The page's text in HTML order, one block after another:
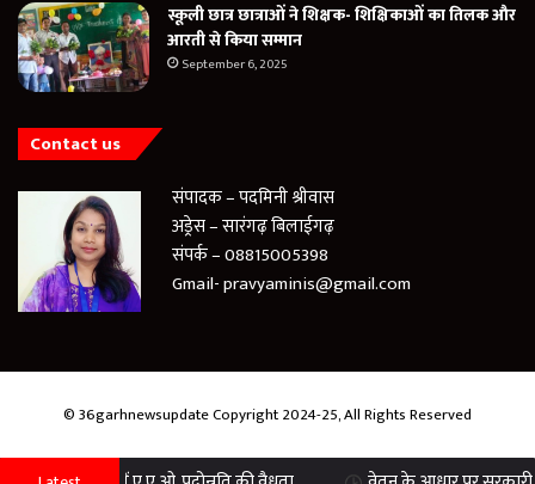
स्कूली छात्र छात्राओं ने शिक्षक- शिक्षिकाओं का तिलक और
आरती से किया सम्मान
September 6, 2025
Contact us
संपादक – पदमिनी श्रीवास
अड्रेस – सारंगढ़ बिलाईगढ़
संपर्क – 08815005398
Gmail- pravyaminis@gmail.com
© 36garhnewsupdate Copyright 2024-25, All Rights Reserved